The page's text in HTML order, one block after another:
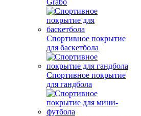
Grabo
Спортивное покрытие
для баскетбола
Спортивное покрытие
для гандбола